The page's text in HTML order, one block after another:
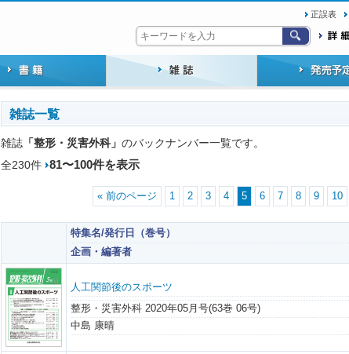
正誤表
雑誌一覧
雑誌 「整形・災害外科」 のバックナンバー一覧です。
全230件
81〜100件を表示
« 前のページ 1 2 3 4 5 6 7 8 9 10
特集名/発行日（巻号）
企画・編著者
人工関節後のスポーツ
整形・災害外科 2020年05月号(63巻 06号)
中島 康晴